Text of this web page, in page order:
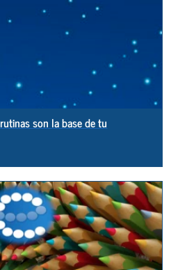
son la base de tu